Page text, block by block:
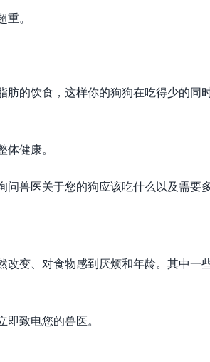
。
肪的饮食，这样你的狗狗在吃得少的同
健康。
兽医关于您的狗应该吃什么以及需要
改变、对食物感到厌烦和年龄。其中一
致电您的兽医。